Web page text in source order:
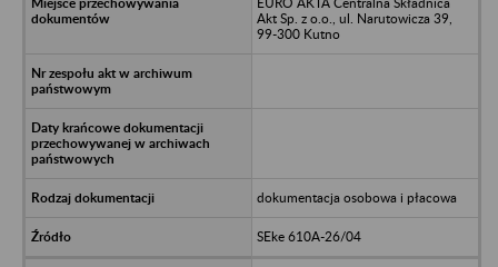
Akt Sp. z o.o., ul. Narutowicza 39,
99-300 Kutno
dokumentacja osobowa i płacowa
SEke 610A-26/04